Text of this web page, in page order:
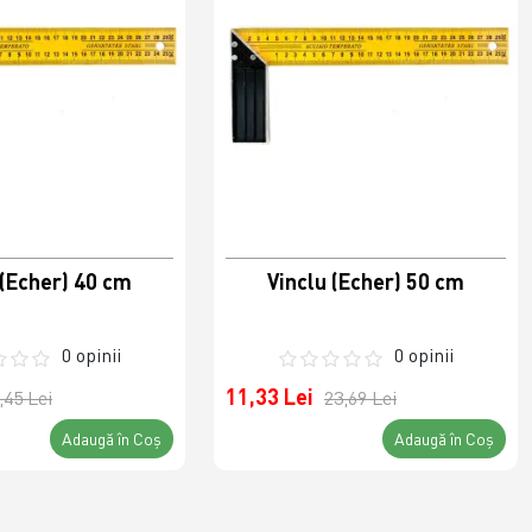
40 cm
0 opinii
Lei
Adaugă în Coş
Vinclu (Echer) 50 cm
0 opinii
11,33 Lei 23,69 Lei
Adaugă în Coş